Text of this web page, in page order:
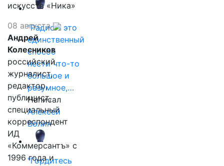
"Радио - это
единственный
способ
нести что-то
большое и
разумное,…
Написал
Алексей
Волин
"Гордитесь
искусств «Ника»
08 августа
Андрей
Колесников
российский
журналист,
редактор,
публицист,
специальный
корреспондент
ИД
«Коммерсантъ» с
1996 года и